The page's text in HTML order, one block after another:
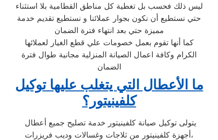
ليس ذلك فحسب بل تغطية كل مناطق القطامية بلا استثناء
حتي نستطيع أن نكون بجوار عملائنا و نستطيع تقديم خدمة
مميزة حتي بعد انتهاء فترة الضمان
كما أنها تقوم بعمل خصومات علي قطع الغيار لعملائها
الكرام وكافة اعمال الصيانة المنزلية مجانية طوال فترة
الضمان
ما الأعطال التي يتغلب عليها توكيل
كلفينيتور؟
أجهزة كلفينيتور من ثلاجات وغسالات وديب فريزرات،